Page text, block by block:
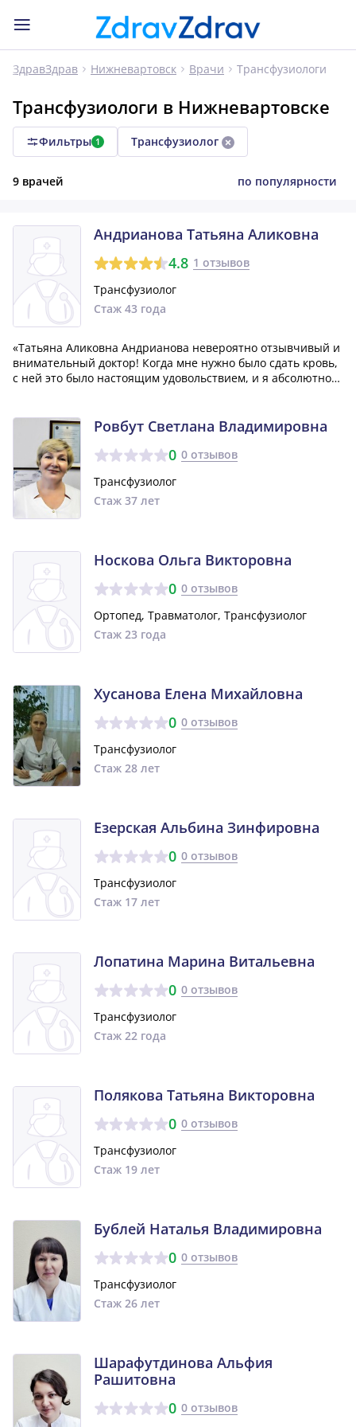
ЗдравЗдрав Нижневартовск Врачи Трансфузиологи
Трансфузиологи в Нижневартовске
Фильтры 1 Трансфузиолог
9 врачей по популярности
Андрианова Татьяна Аликовна
4.8 1 отзывов
Трансфузиолог
Стаж 43 года
«Татьяна Аликовна Андрианова невероятно отзывчивый и
внимательный доктор! Когда мне нужно было сдать кровь,
с ней это было настоящим удовольствием, и я абсолютно
дело!»
Ровбут Светлана Владимировна
0 0 отзывов
Трансфузиолог
Стаж 37 лет
Носкова Ольга Викторовна
0 0 отзывов
Ортопед, Травматолог, Трансфузиолог
Стаж 23 года
Хусанова Елена Михайловна
0 0 отзывов
Трансфузиолог
Стаж 28 лет
Езерская Альбина Зинфировна
0 0 отзывов
Трансфузиолог
Стаж 17 лет
Лопатина Марина Витальевна
0 0 отзывов
Трансфузиолог
Стаж 22 года
Полякова Татьяна Викторовна
0 0 отзывов
Трансфузиолог
Стаж 19 лет
Бублей Наталья Владимировна
0 0 отзывов
Трансфузиолог
Стаж 26 лет
Шарафутдинова Альфия
Рашитовна
0 0 отзывов